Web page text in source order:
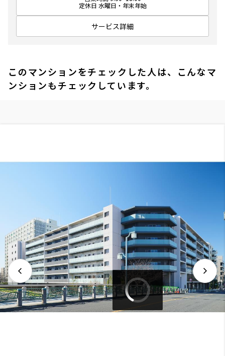
定休日 水曜日・年末年始
サービス詳細
このマンションをチェックした人は、こんなマ
ンションもチェックしています。